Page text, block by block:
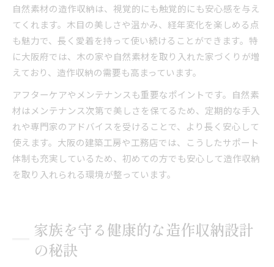
自然素材の造作収納は、視覚的にも触覚的にも安心感を与え
てくれます。木目の美しさや温かみ、経年変化を楽しめる点
も魅力で、長く愛着を持って使い続けることができます。特
に大阪府では、木の家や自然素材を取り入れた家づくりが増
えており、造作収納の需要も高まっています。
アフターケアやメンテナンスも重要なポイントです。自然素
材はメンテナンス次第で美しさを保てるため、定期的な手入
れや専門家のアドバイスを受けることで、より長く安心して
使えます。大阪の建築工房や工務店では、こうしたサポート
体制も充実しているため、初めての方でも安心して造作収納
を取り入れられる環境が整っています。
家族を守る健康的な造作収納設計
の秘訣